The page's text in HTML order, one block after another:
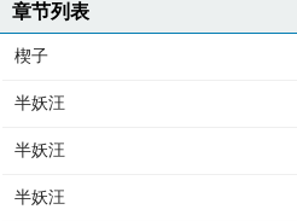
章节列表
楔子
半妖汪
半妖汪
半妖汪